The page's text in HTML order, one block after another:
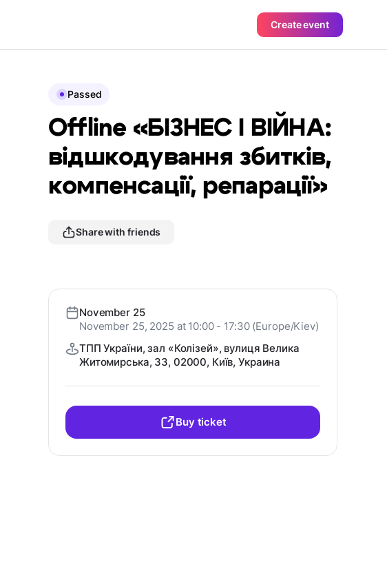
Create event
Passed
Offline «БІЗНЕС І ВІЙНА:
відшкодування збитків,
компенсації, репарації»
Share with friends
November 25
November 25, 2025 at 10:00 - 17:30 (Europe/Kiev)
ТПП України, зал «Колізей», вулиця Велика
Житомирська, 33, 02000, Київ, Украина
Buy ticket